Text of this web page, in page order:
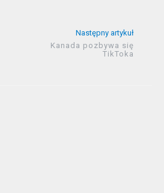
Następny artykuł
Kanada pozbywa się
TikToka